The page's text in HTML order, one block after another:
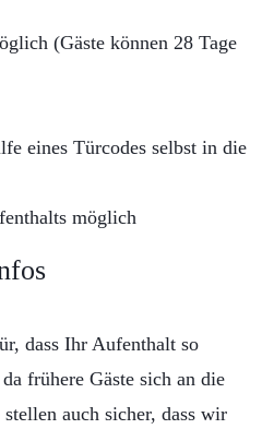
(Gäste können 28 Tage
eines Türcodes selbst in die
möglich
dass Ihr Aufenthalt so
frühere Gäste sich an die
auch sicher, dass wir